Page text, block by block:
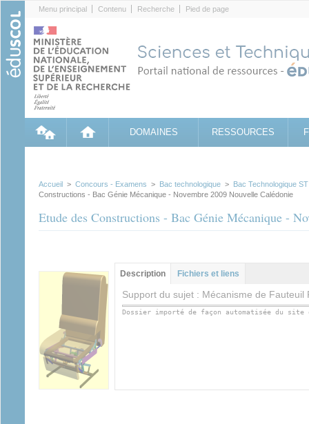
Menu principal Contenu Recherche Pied de page
DOMAINES RESSOURCES
Accueil > Concours - Examens > Bac technologique > Bac Technologique
Constructions - Bac Génie Mécanique - Novembre 2009 Nouvelle Calédonie
Etude des Constructions - Bac Génie Mécanique -
Groupe principal
Description (onglet
actif)
Fichiers et liens
Support du sujet : Mécanisme de Fauteuil
Dossier importé de façon automatisée du site du